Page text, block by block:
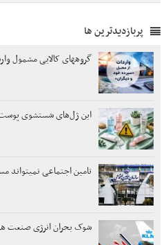
پربازدیدترین ها
گروههای کالایی مشمول
این ژل‌های شستشوی
تامین اجتماعی نمیتواند
شوک بحران انرژی صنعت